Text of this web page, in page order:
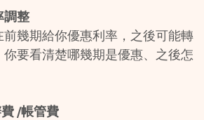
調整
前幾期給你優惠利率，之後可能轉
要看清楚哪幾期是優惠、之後怎
/帳管費